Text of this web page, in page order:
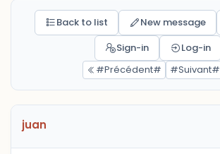
Back to list New message
Sign-in
Log-in
#Précédent#
#Suivant#
juan